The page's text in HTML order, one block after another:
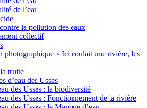
de l’eau
la pollution des eaux
collectif
photographique « Ici coulait une rivière, les
truite
d’eau des Usses
des Usses : la biodiversité
des Usses : Fonctionnement de la rivière